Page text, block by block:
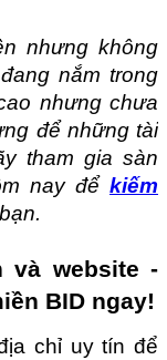
nhưng không
nắm trong
nhưng chưa
để những tài
tham gia sàn
nay để kiếm
và website -
BID ngay!
chỉ uy tín để